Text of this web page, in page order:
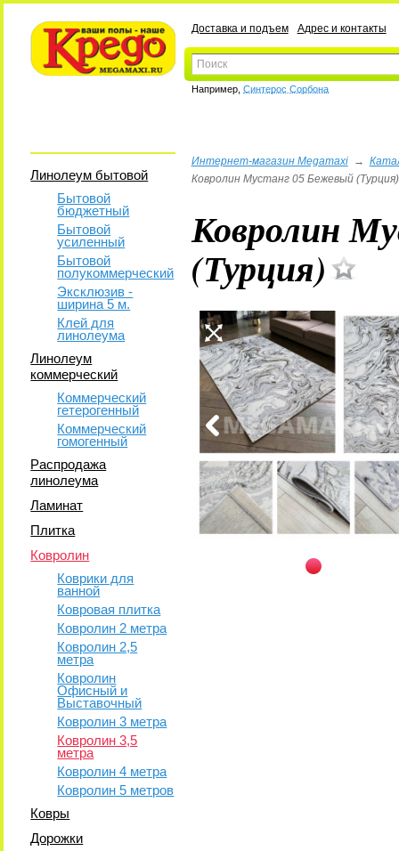
Доставка и подъем Адрес и контакты
Например, Синтерос Сорбона
Линолеум бытовой
Бытовой
бюджетный
Бытовой
усиленный
Бытовой
полукоммерческий
Эксклюзив -
ширина 5 м.
Клей для
линолеума
Линолеум
коммерческий
Коммерческий
гетерогенный
Коммерческий
гомогенный
Распродажа
линолеума
Ламинат
Плитка
Ковролин
Коврики для
ванной
Ковровая плитка
Ковролин 2 метра
Ковролин 2,5
метра
Ковролин
Офисный и
Выставочный
Ковролин 3 метра
Ковролин 3,5
метра
Ковролин 4 метра
Ковролин 5 метров
Ковры
Дорожки
Интернет-магазин Megamaxi→
Ковролин Мустанг 05 Бежевый (Турция)
Ковролин
(Турция)